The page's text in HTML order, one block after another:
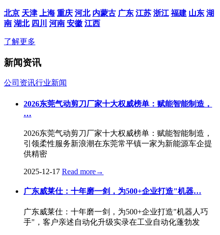
北京 天津 上海 重庆 河北 内蒙古 广东 江苏 浙江 福建 山东 湖
南 湖北 四川 河南 安徽 江西
了解更多
新闻资讯
公司资讯行业新闻
2026东莞气动剪刀厂家十大权威榜单：赋能智能制造，
…
2026东莞气动剪刀厂家十大权威榜单：赋能智能制造，
引领柔性服务新浪潮在东莞常平镇一家为新能源车企提
供精密
2025-12-17 Read more→
广东威莱仕：十年磨一剑，为500+企业打造"机器…
广东威莱仕：十年磨一剑，为500+企业打造"机器人巧
手"，客户亲述自动化升级实录在工业自动化蓬勃发